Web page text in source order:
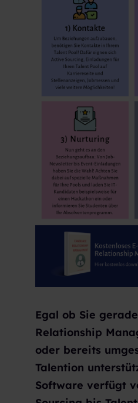
Egal ob Sie
Relationship
oder bereits
Talention
Software verfügt